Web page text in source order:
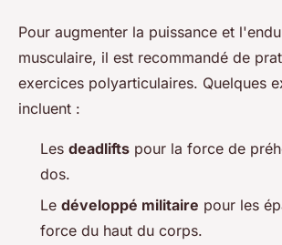
Pour augmenter la puissance et
musculaire, il est recommandé de
exercices polyarticulaires. Quelques
incluent :
Les deadlifts pour la force de
dos.
Le développé militaire pour les
force du haut du corps.